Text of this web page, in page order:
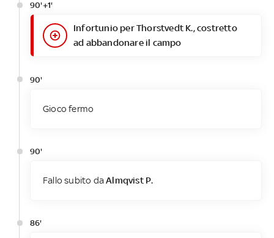
90'+1'
Infortunio per Thorstvedt K., costretto
ad abbandonare il campo
90'
Gioco fermo
90'
Fallo subito daAlmqvist P.
86'